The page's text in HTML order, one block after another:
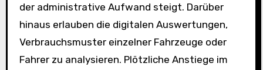
der administrative Aufwand steigt. Darüber
hinaus erlauben die digitalen Auswertungen,
Verbrauchsmuster einzelner Fahrzeuge oder
Fahrer zu analysieren. Plötzliche Anstiege im